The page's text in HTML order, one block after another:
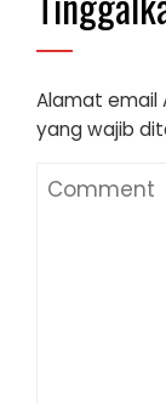
Alamat email
yang wajib